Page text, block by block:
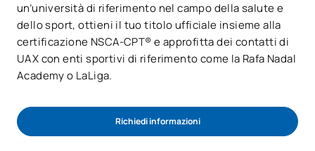
un’università di riferimento nel campo della salute e
dello sport, ottieni il tuo titolo ufficiale insieme alla
certificazione NSCA-CPT® e approfitta dei contatti di
UAX con enti sportivi di riferimento come la Rafa Nadal
Academy o LaLiga.
Richiedi informazioni